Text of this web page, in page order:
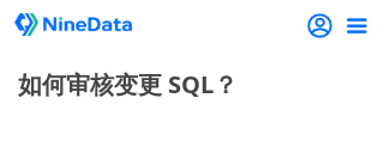
끀
如何审核变更 SQL？